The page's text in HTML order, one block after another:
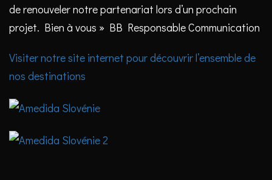
de renouveler notre partenariat lors d’un prochain
projet. Bien à vous » BB Responsable Communication
Visiter notre site internet pour découvrir l’ensemble de
nos destinations